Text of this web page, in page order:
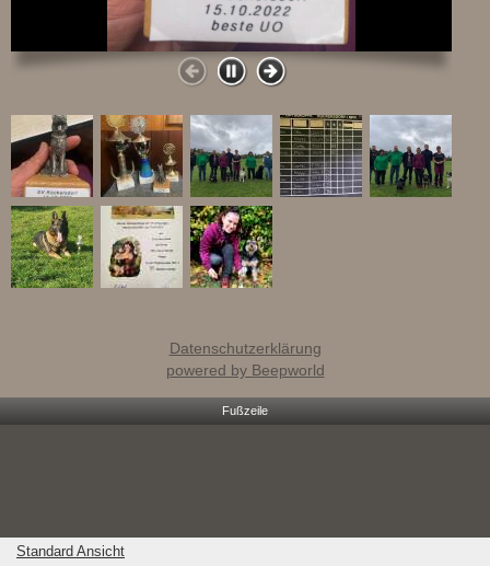
Datenschutzerklärung
powered by Beepworld
Fußzeile
Standard Ansicht